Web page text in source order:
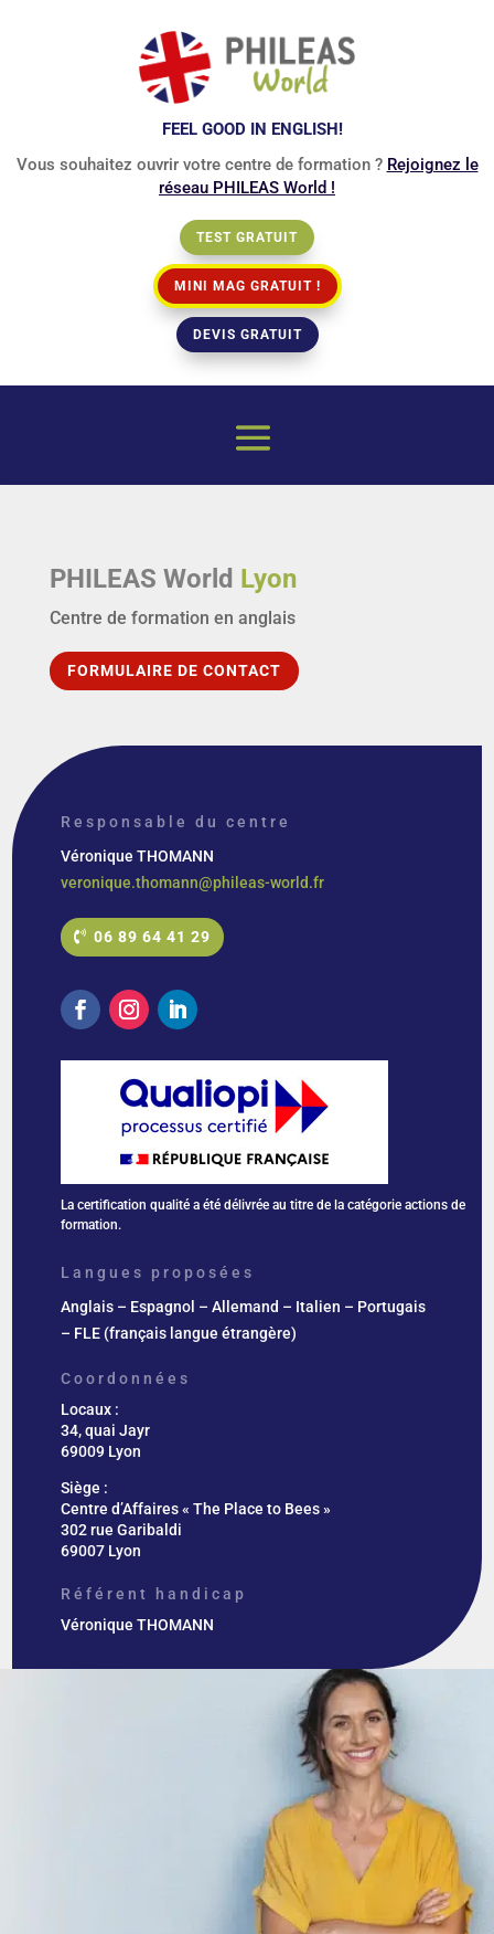
FEEL GOOD IN ENGLISH!
Vous souhaitez ouvrir votre centre de formation ? Rejoignez le
réseau PHILEAS World !
TEST GRATUIT
MINI MAG GRATUIT !
DEVIS GRATUIT
PHILEAS World Lyon
Centre de formation en anglais
FORMULAIRE DE CONTACT
Responsable du centre
Véronique THOMANN
veronique.thomann@phileas-world.fr
06 89 64 41 29
La certification qualité a été délivrée au titre de la catégorie actions de
formation.
Langues proposées
Anglais – Espagnol – Allemand – Italien – Portugais
– FLE (français langue étrangère)
Coordonnées
Locaux :
34, quai Jayr
69009 Lyon
Siège :
Centre d’Affaires « The Place to Bees »
302 rue Garibaldi
69007 Lyon
Référent handicap
Véronique THOMANN